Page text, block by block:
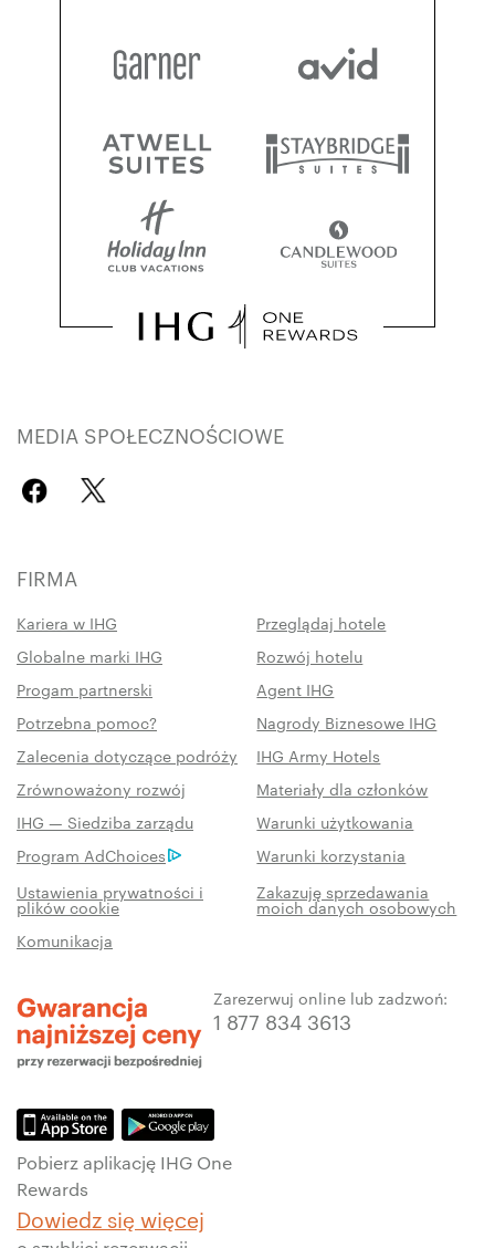
MEDIA SPOŁECZNOŚCIOWE
FIRMA
Kariera w IHG
Przeglądaj hotele
Globalne marki IHG
Rozwój hotelu
Progam partnerski
Agent IHG
Potrzebna pomoc?
Nagrody Biznesowe IHG
Zalecenia dotyczące podróży
IHG Army Hotels
Zrównoważony rozwój
Materiały dla członków
IHG — Siedziba zarządu
Warunki użytkowania
Program AdChoices
Warunki korzystania
Ustawienia prywatności i
plików cookie
Zakazuję sprzedawania
moich danych osobowych
Komunikacja
Zarezerwuj online lub zadzwoń:
1 877 834 3613
Pobierz aplikację IHG One
Rewards
Dowiedz się więcej